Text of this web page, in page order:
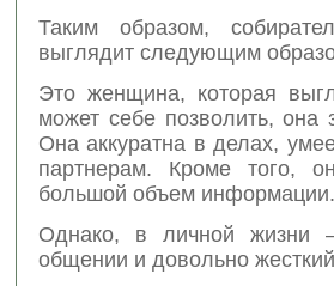
Таким образом,
выглядит следующим
Это женщина, которая
может себе позволить, она
Она аккуратна в делах,
партнерам. Кроме того,
большой объем информации.
Однако, в личной жизни
общении и довольно